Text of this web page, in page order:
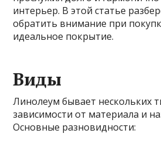
интерьер. В этой статье
обратить внимание при
идеальное покрытие.
Виды
Линолеум бывает нескольких
зависимости от материала и
Основные разновидности: